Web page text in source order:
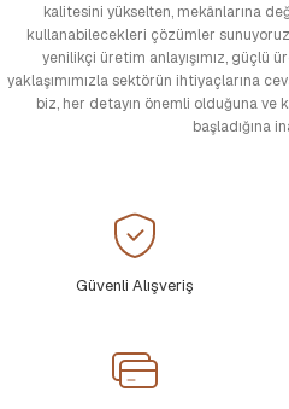
kalitesini yükselten, mekânlarına
kullanabilecekleri çözümler
yenilikçi üretim anlayışımız, güçlü
yaklaşımımızla sektörün ihtiyaçlarına
biz, her detayın önemli olduğuna
başladığına
Güvenli Alışveriş